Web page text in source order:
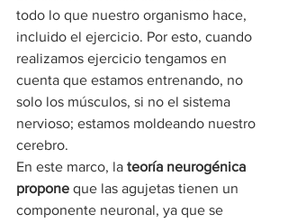
todo lo que nuestro organismo hace,
incluido el ejercicio. Por esto, cuando
realizamos ejercicio tengamos en
cuenta que estamos entrenando, no
solo los músculos, si no el sistema
nervioso; estamos moldeando nuestro
cerebro.
En este marco, la teoría neurogénica
propone que las agujetas tienen un
componente neuronal, ya que se